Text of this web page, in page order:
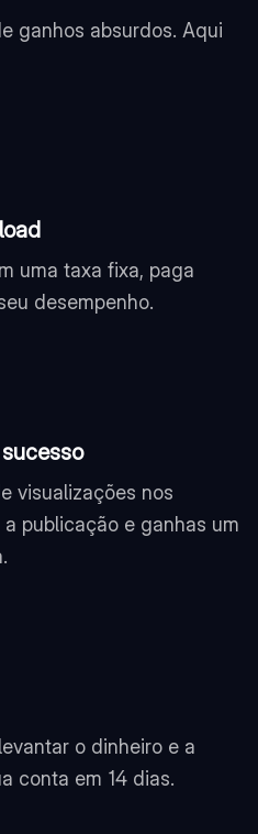
ganhos absurdos. Aqui
uma taxa fixa, paga
desempenho.
visualizações nos
publicação e ganhas um
o dinheiro e a
conta em 14 dias.